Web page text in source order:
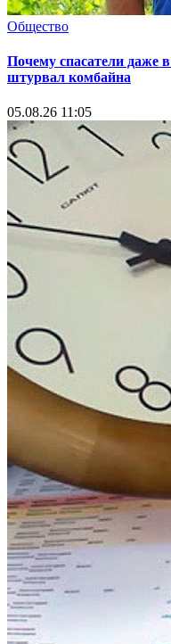
Общество
Почему спасатели даже
штурвал комбайна
05.08.26 11:05